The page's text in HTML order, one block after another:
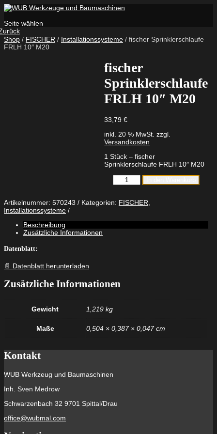
Seite wählen
Shop / FISCHER / Installationssysteme / fischer Sprinklerschlaufe
FRLH 10″ M20
fischer
Sprinklerschlaufe
FRLH 10″ M20
33,79€
inkl. 20 % MwSt. zzgl.
Versandkosten
1 Stück – fischer
Sprinklerschlaufe FRLH 10″ M20
fischer
Sprinklerschlaufe
10"
Artikelnummer: 570243 Kategorien: FISCHER
Installationssysteme
Beschreibung
Zusätzliche Informationen
Datenblatt:
📄 Datenblatt herunterladen
Zusätzliche Informationen
Gewicht 1,219 kg
Maße 0,504 × 0,387 × 0,047 cm
Kontakt
WUB Werkzeug und Baumaschinen
Inh. Sven Medrow
Schwarzenbach 32 9701 Spittal/Drau
office@wubmal.com